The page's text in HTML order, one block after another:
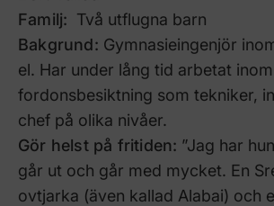
Familj: Två utflugna barn
Bakgrund: Gymnasieingenjör
el. Har under lång tid arbetat inom
fordonsbesiktning som tekniker,
chef på olika nivåer.
Gör helst på fritiden: ”Jag har
går ut och går med mycket. En
ovtjarka (även kallad Alabai) och